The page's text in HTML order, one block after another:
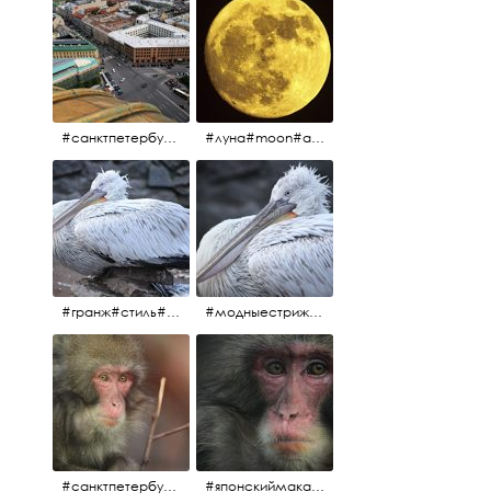
#санктпетербург #исаакиевскийсобор #исакий #луна#moon#апрельскаялуна#санктпетербург
#гранж#стиль#тренд#тренд2017 #модныестрижки#санктпетербург #пеликан #птицы#причёски #модныестрижки#стильныестрижки#причёски#зоопарк #пеликан#санктпетербург #причёскиподуше
#санктпетербург #macacafuscata #macaca #ленинградскийзоопарк #снежнаяобезьяна #японскиймакак #макака #зоопарк #японскиймакак#снежнаяобезьяна#приматы#макака#зоопарк#животные#ленинградскийзоопарк#macaca#macacafuscata#санктпетербург